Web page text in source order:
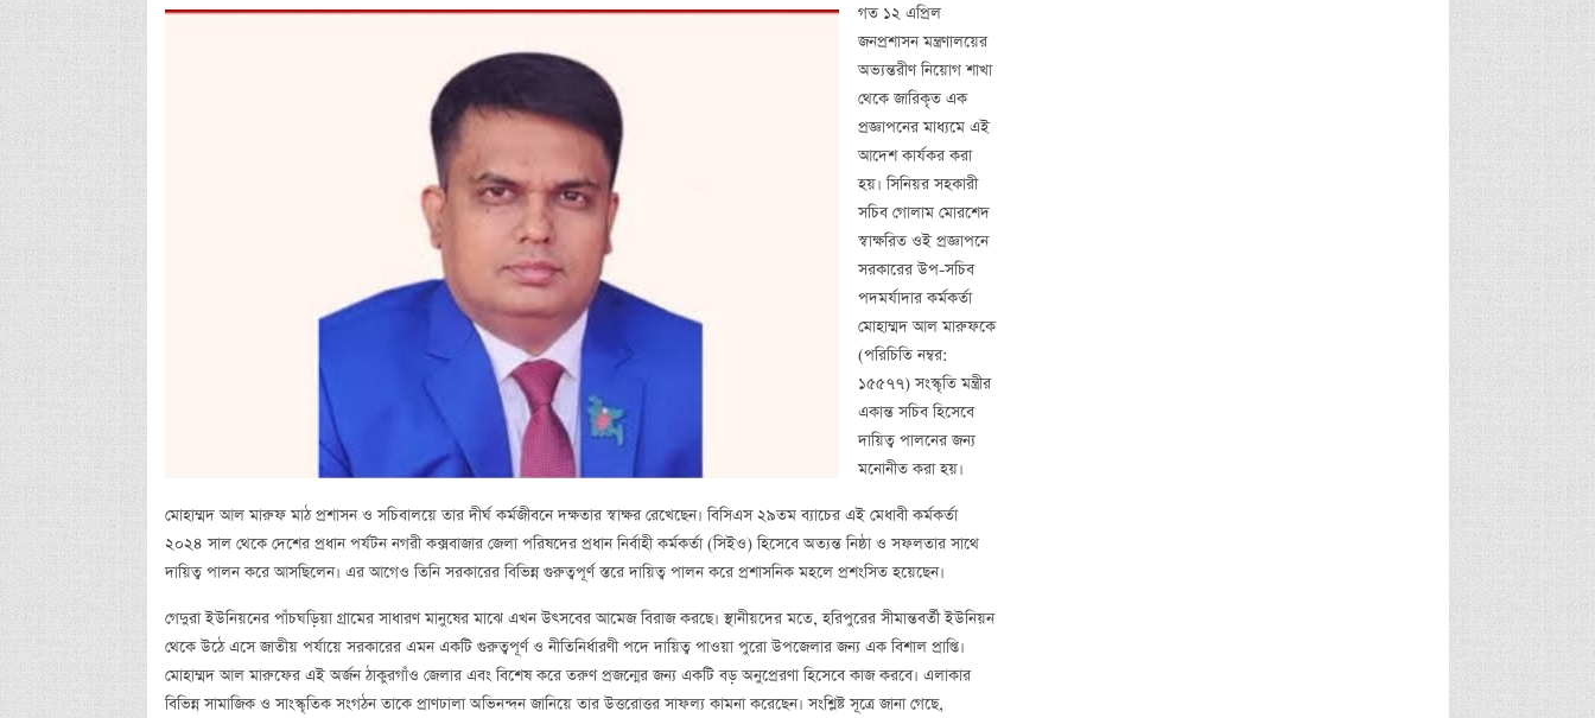
গত ১২ এপ্রিল
জনপ্রশাসন মন্ত্রণালয়ের
অভ্যন্তরীণ নিয়োগ শাখা
থেকে জারিকৃত এক
প্রজ্ঞাপনের মাধ্যমে এই
আদেশ কার্যকর করা
হয়। সিনিয়র সহকারী
সচিব গোলাম মোরশেদ
স্বাক্ষরিত ওই প্রজ্ঞাপনে
সরকারের উপ-সচিব
পদমর্যাদার কর্মকর্তা
মোহাম্মদ আল মারুফকে
(পরিচিতি নম্বর:
১৫৫৭৭) সংস্কৃতি মন্ত্রীর
একান্ত সচিব হিসেবে
দায়িত্ব পালনের জন্য
মনোনীত করা হয়।
মোহাম্মদ আল মারুফ মাঠ প্রশাসন ও সচিবালয়ে তার দীর্ঘ কর্মজীবনে দক্ষতার স্বাক্ষর রেখেছেন। বিসিএস ২৯তম ব্যাচের এই মেধাবী কর্মকর্তা
২০২৪ সাল থেকে দেশের প্রধান পর্যটন নগরী কক্সবাজার জেলা পরিষদের প্রধান নির্বাহী কর্মকর্তা (সিইও) হিসেবে অত্যন্ত নিষ্ঠা ও সফলতার সাথে
দায়িত্ব পালন করে আসছিলেন। এর আগেও তিনি সরকারের বিভিন্ন গুরুত্বপূর্ণ স্তরে দায়িত্ব পালন করে প্রশাসনিক মহলে প্রশংসিত হয়েছেন।
গেদুরা ইউনিয়নের পাঁচঘড়িয়া গ্রামের সাধারণ মানুষের মাঝে এখন উৎসবের আমেজ বিরাজ করছে। স্থানীয়দের মতে, হরিপুরের সীমান্তবর্তী ইউনিয়ন
থেকে উঠে এসে জাতীয় পর্যায়ে সরকারের এমন একটি গুরুত্বপূর্ণ ও নীতিনির্ধারণী পদে দায়িত্ব পাওয়া পুরো উপজেলার জন্য এক বিশাল প্রাপ্তি।
মোহাম্মদ আল মারুফের এই অর্জন ঠাকুরগাঁও জেলার এবং বিশেষ করে তরুণ প্রজন্মের জন্য একটি বড় অনুপ্রেরণা হিসেবে কাজ করবে। এলাকার
বিভিন্ন সামাজিক ও সাংস্কৃতিক সংগঠন তাকে প্রাণঢালা অভিনন্দন জানিয়ে তার উত্তরোত্তর সাফল্য কামনা করেছেন। সংশ্লিষ্ট সূত্রে জানা গেছে,